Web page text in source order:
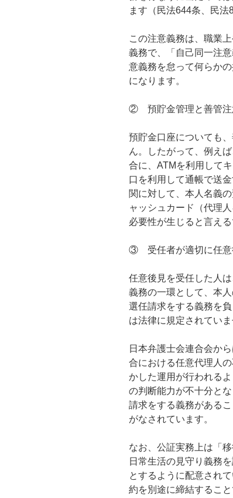
ます（民法644条、民法
この注意義務は、職業
義務で、「自己同一注
意義務を怠って何らか
になります。
② 預貯金管理と善管注
預貯金口座についても
ん。したがって、例え
合に、ATMを利用して
口を利用して通帳で送
関に対して、本人名義
ャッシュカード（代理
必要性が生じると言える
③ 受任者が適切に任意
任意後見を受任した人
義務の一環として、本
選任請求をする義務を
は法律に規定されていま
日本弁護士会連合会か
合における任意代理人
かした運用が行われる
の判断能力が不十分と
請求をする義務がある
がなされています。
なお、公証実務上は「
日常生活の見守り義務
とするように配意され
約を別途に締結するこ